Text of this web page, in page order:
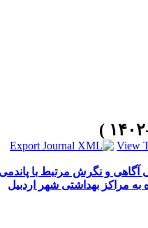
و نگرش مرتبط با پاندمی
به مراکز بهداشتی شهر اردبیل